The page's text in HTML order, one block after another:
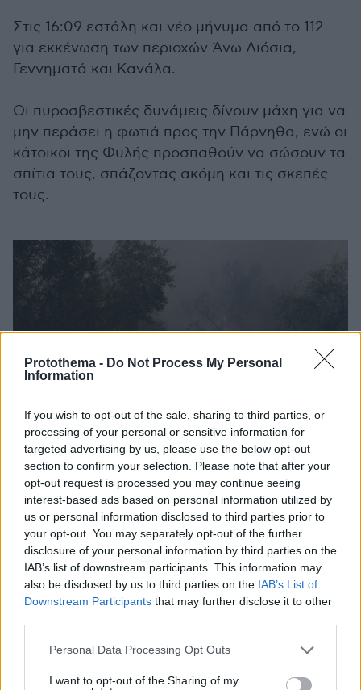
Protothema - Do Not Process My Personal
Information
If you wish to opt-out of the sale, sharing to third parties, or
processing of your personal or sensitive information for
targeted advertising by us, please use the below opt-out
section to confirm your selection. Please note that after your
opt-out request is processed you may continue seeing
interest-based ads based on personal information utilized by
us or personal information disclosed to third parties prior to
your opt-out. You may separately opt-out of the further
disclosure of your personal information by third parties on the
IAB’s list of downstream participants. This information may
also be disclosed by us to third parties on the IAB’s List of
Downstream Participants that may further disclose it to other
Please note that this website/app uses one or more Google
not limited to your visit or usage behaviour. You may click to
Personal Data Processing Opt Outs
I want to opt-out of the Sharing of my
Στις 16:09 εστάλη και νέο μήνυμα από το 112
για εκκένωση των περιοχών Άνω Λιόσια,
Γεννηματά και Κανάλα.
Οι πυροσβεστικές δυνάμεις δίνουν μάχη για να
μην περάσει η φωτιά προς την Πάρνηθα, ενώ οι
κάτοικοι της Φυλής προσπαθούν να σώσουν τα
σπίτια τους, σπάζοντας ακόμη και τις σκεπές
τους.